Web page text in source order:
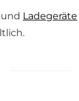
und Ladegeräte